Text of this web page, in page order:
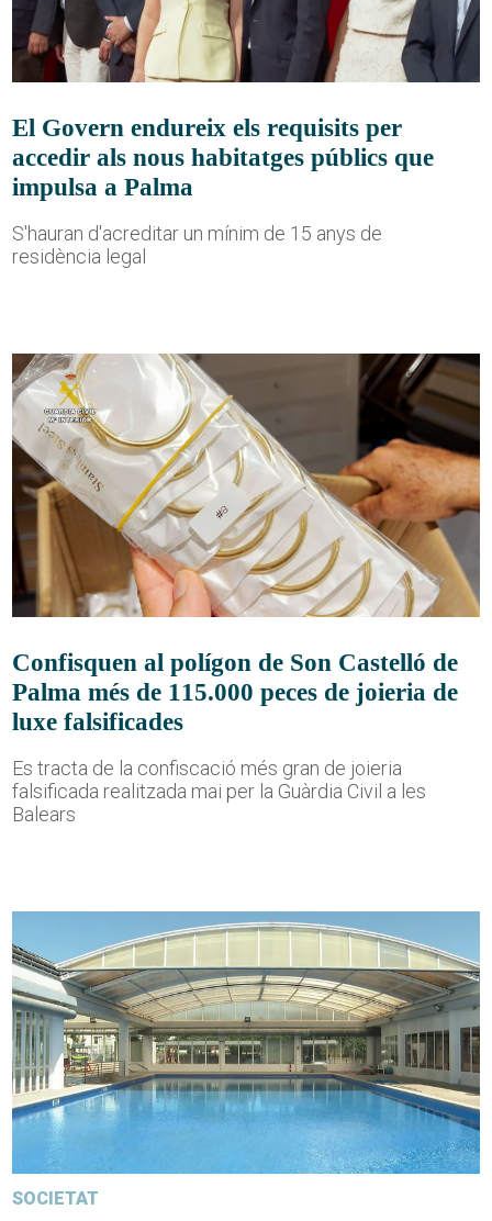
El Govern endureix els requisits per
accedir als nous habitatges públics que
impulsa a Palma
S'hauran d'acreditar un mínim de 15 anys de
residència legal
Confisquen al polígon de Son Castelló de
Palma més de 115.000 peces de joieria de
luxe falsificades
Es tracta de la confiscació més gran de joieria
falsificada realitzada mai per la Guàrdia Civil a les
Balears
SOCIETAT